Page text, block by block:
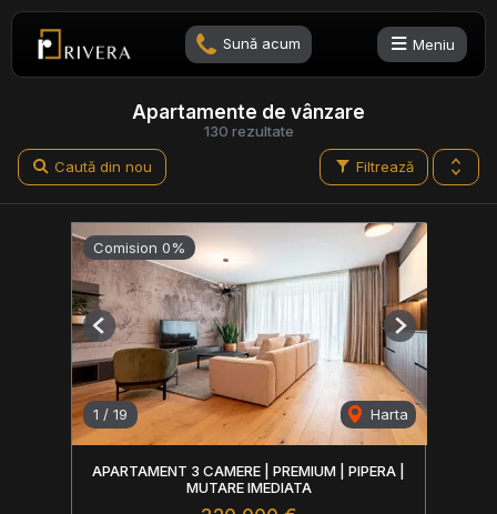
Sună acum Meniu
130 rezultate
Apartamente de vânzare
Filtrează
Caută din nou
Comision 0%
1 / 19 Harta
Previous Next
APARTAMENT 3 CAMERE | PREMIUM | PIPERA |
MUTARE IMEDIATA